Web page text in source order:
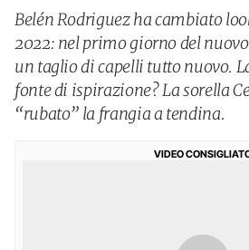
Belén Rodriguez ha cambiato
2022: nel primo giorno del
un taglio di capelli tutto nuovo.
fonte di ispirazione? La sorella
“rubato” la frangia a tendina.
VIDEO